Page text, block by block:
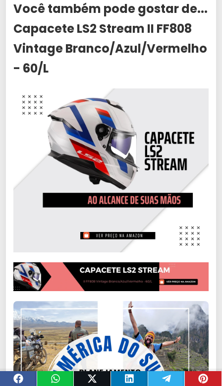
Você também pode gostar de...
Capacete LS2 Stream II FF808
Vintage Branco/Azul/Vermelho
- 60/L